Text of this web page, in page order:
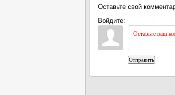
Оставьте свой
Войдите:
Отправить